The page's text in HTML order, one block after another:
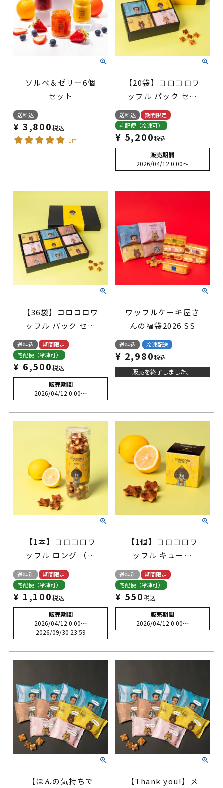
ソルベ＆ゼリー6個
セット
送料込
¥ 3,800税込
1件
【20袋】コロコロワ
ッフル パック セッ
ト ラズベリーorレ
モン入り
送料込
期間限定
宅配便（冷凍可）
¥ 5,200税込
販売期間
2026/04/12 0:00〜
【36袋】コロコロワ
ッフル パック セッ
ト ラズベリーorレ
モン入り
送料込
期間限定
宅配便（冷凍可）
¥ 6,500税込
販売期間
2026/04/12 0:00〜
ワッフルケーキ屋さ
んの福袋2026 SS
送料込 冷凍配送
¥ 2,980税込
販売を終了しました。
【1本】コロコロワ
ッフル ロング （レ
モン）
送料別
期間限定
宅配便（冷凍可）
¥ 1,100税込
販売期間
2026/04/12 0:00〜
2026/09/30 23:59
【1個】コロコロワ
ッフル キューブ
（レモン）
送料別
期間限定
宅配便（冷凍可）
¥ 550税込
販売期間
2026/04/12 0:00〜
【ほんの気持ちで
【Thank you!】メ